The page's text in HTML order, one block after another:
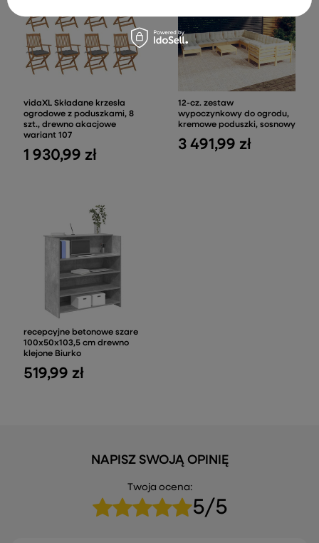
vidaXL Składane krzesła
ogrodowe z poduszkami, 8
szt., drewno akacjowe
wariant 107
1 930,99 zł
12-cz. zestaw
wypoczynkowy do ogrodu,
kremowe poduszki, sosnowy
3 491,99 zł
recepcyjne betonowe szare
100x50x103,5 cm drewno
klejone Biurko
519,99 zł
NAPISZ SWOJĄ OPINIĘ
Twoja ocena:
5/5